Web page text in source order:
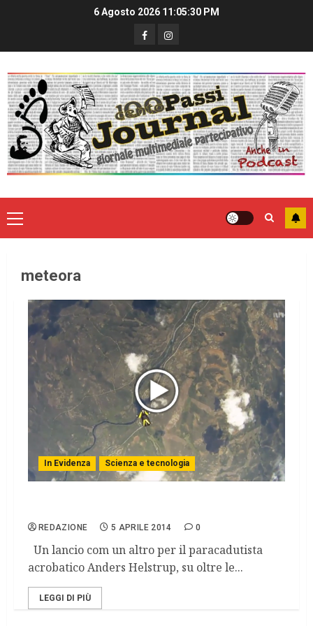
6 Agosto 2026 11:05:31 PM
meteora
In Evidenza Scienza e tecnologia
REDAZIONE 5 APRILE 2014 0
Un lancio com un altro per il paracadutista
acrobatico Anders Helstrup, su oltre le...
LEGGI DI PIÙ